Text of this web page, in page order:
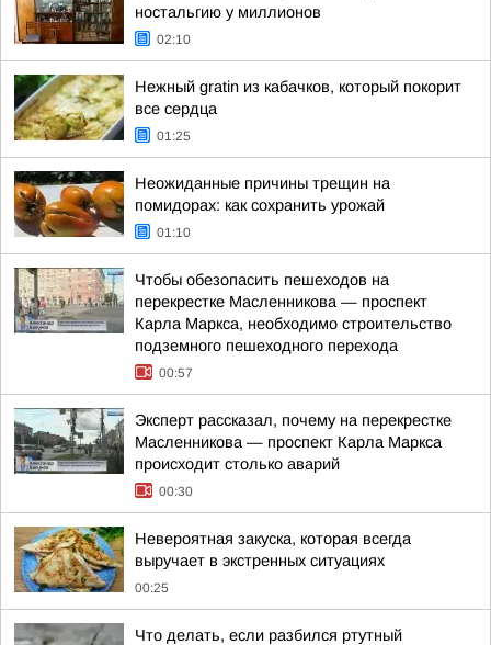
ностальгию у миллионов
02:10
Нежный gratin из кабачков, который покорит
все сердца
01:25
Неожиданные причины трещин на
помидорах: как сохранить урожай
01:10
Чтобы обезопасить пешеходов на
перекрестке Масленникова — проспект
Карла Маркса, необходимо строительство
подземного пешеходного перехода
00:57
Эксперт рассказал, почему на перекрестке
Масленникова — проспект Карла Маркса
происходит столько аварий
00:30
Невероятная закуска, которая всегда
выручает в экстренных ситуациях
00:25
Что делать, если разбился ртутный